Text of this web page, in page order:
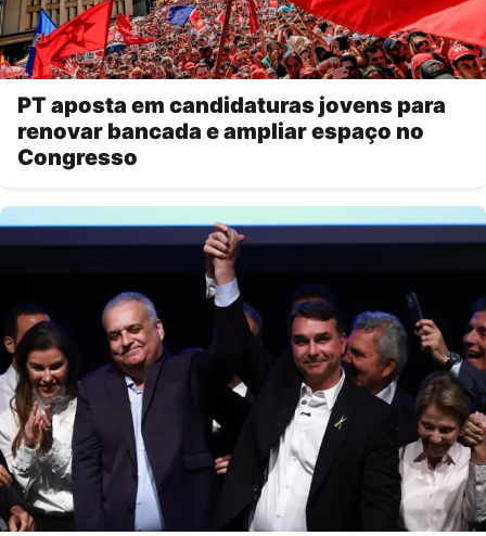
PT aposta em candidaturas jovens para
renovar bancada e ampliar espaço no
Congresso